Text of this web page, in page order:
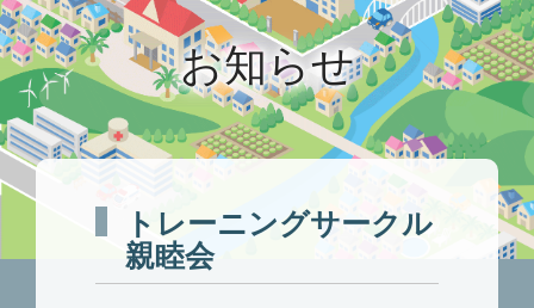
お知らせ
トレーニングサークル
親睦会